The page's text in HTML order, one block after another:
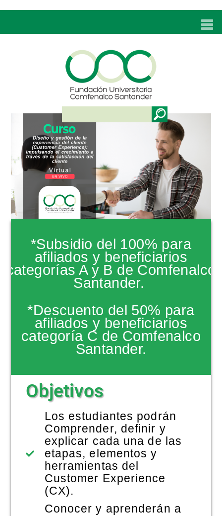
UNC
ADMISIONES
PROGRAMAS
TÉCNICOS LABORALES
BIBLIOTECA
INVESTIGACIONES
EDUCACIÓN CONTINUA
NOTICIAS
*Subsidio del 100% para
afiliados y beneficiarios
categorías A y B de Comfenalco
Santander.
*Descuento del 50% para
afiliados y beneficiarios
categoría C de Comfenalco
Santander.
Objetivos
Los estudiantes podrán
Comprender, definir y
explicar cada una de las
etapas, elementos y
herramientas del
Customer Experience
(CX).
Conocer y aprenderán a